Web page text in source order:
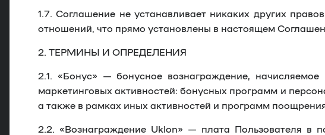
1.7. Соглашение не устанавливает никаких других
отношений, что прямо установлены в настоящем
2. ТЕРМИНЫ И ОПРЕДЕЛЕНИЯ
2.1. «Бонус» — бонусное вознаграждение,
маркетинговых активностей: бонусных программ и
а также в рамках иных активностей и программ
2.2. «Вознаграждение Uklon» — плата Пользователя в